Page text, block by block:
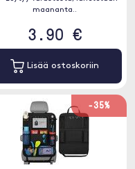
maananta..
3.90 €
Lisää ostoskoriin
-35%